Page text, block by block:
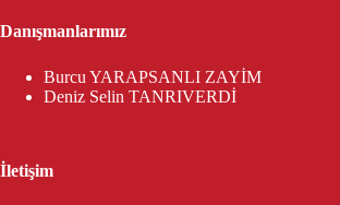
Danışmanlarımız
Burcu YARAPSANLI ZAYİM
Deniz Selin TANRIVERDİ
İletişim